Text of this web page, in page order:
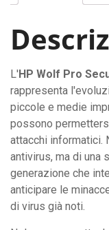
L'HP Wolf Pro
rappresenta
piccole e medie
possono
attacchi informatici.
antivirus, ma di una
generazione che
anticipare le
di virus già noti.